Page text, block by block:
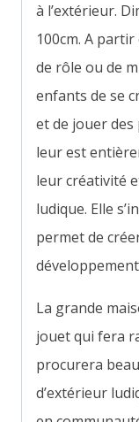
à l’extérieur.
100cm. A
de rôle ou de
enfants de se
et de jouer
leur est
leur créativité
ludique. Elle
permet de
La grande
jouet qui fera
procurera
d’extérieur